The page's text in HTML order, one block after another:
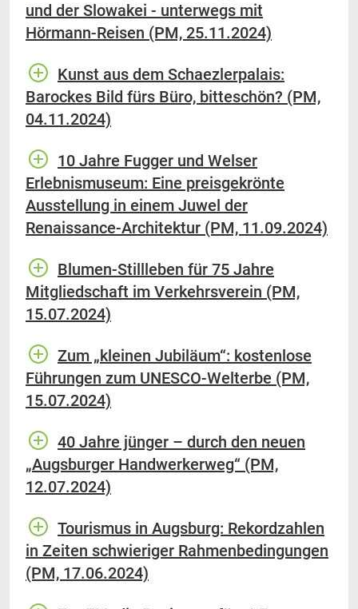
und der Slowakei - unterwegs mit
Hörmann-Reisen (PM, 25.11.2024)
Kunst aus dem Schaezlerpalais:
Barockes Bild fürs Büro, bitteschön? (PM,
04.11.2024)
10 Jahre Fugger und Welser
Erlebnismuseum: Eine preisgekrönte
Ausstellung in einem Juwel der
Renaissance-Architektur (PM, 11.09.2024)
Blumen-Stillleben für 75 Jahre
Mitgliedschaft im Verkehrsverein (PM,
15.07.2024)
Zum „kleinen Jubiläum“: kostenlose
Führungen zum UNESCO-Welterbe (PM,
15.07.2024)
40 Jahre jünger – durch den neuen
„Augsburger Handwerkerweg“ (PM,
12.07.2024)
Tourismus in Augsburg: Rekordzahlen
in Zeiten schwieriger Rahmenbedingungen
(PM, 17.06.2024)